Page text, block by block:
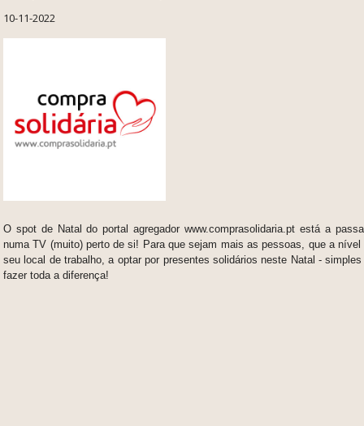
10-11-2022
O spot de Natal do portal agregador www.comprasolidaria.pt está a
numa TV (muito) perto de si! Para que sejam mais as pessoas, que a nível
seu local de trabalho, a optar por presentes solidários neste Natal -
fazer toda a diferença!